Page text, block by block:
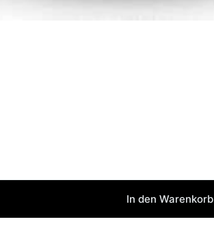
In den Warenkorb